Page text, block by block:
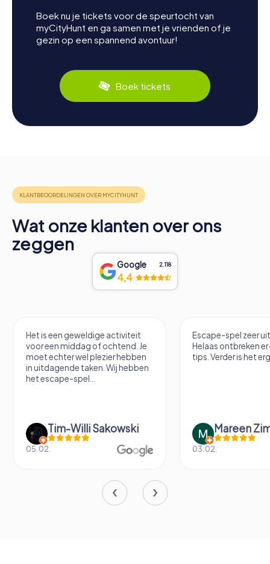
Boek nu je tickets voor de speurtocht van
myCityHunt en ga samen met je vrienden of je
gezin op een spannend avontuur!
Boek tickets
Wat onze klanten over ons
zeggen
Google 2.118
4,4
Het is een geweldige activiteit
voor een middag of ochtend. Je
moet echter wel plezier hebben
in uitdagende taken. Wij hebben
het escape-spel...
Tim-Willi Sakowski
05.02.
Escape-spel zeer
Helaas ontbreken er
tips. Verder is het
Mareen
03.02.